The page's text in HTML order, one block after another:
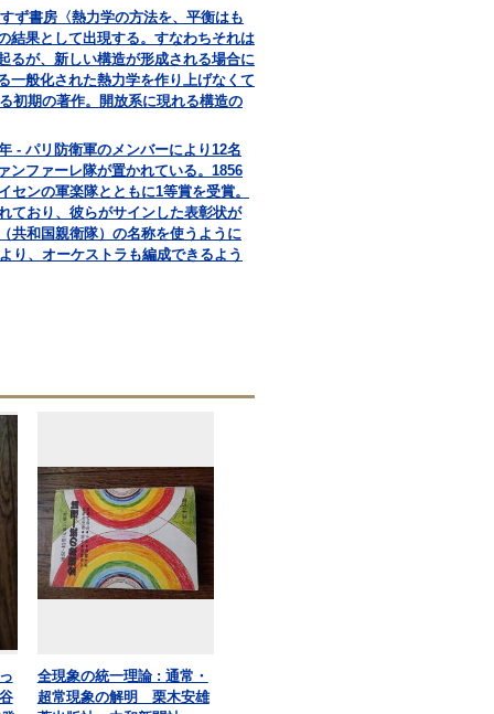
ず書房〈熱力学の方法を、平衡はも
果として出現する。すなわちそれは
るが、新しい構造が形成される場合に
般化された熱力学を作り上げなくて
初期の著作。開放系に現れる構造の
- パリ防衛軍のメンバーにより12名
ンファーレ隊が置かれている。1856
ンの軍楽隊とともに1等賞を受賞。
ており、彼らがサインした表彰状が
共和国親衛隊）の名称を使うように
り、オーケストラも編成できるよう
全現象の統一理論 : 通常・
超常現象の解明 栗木安雄